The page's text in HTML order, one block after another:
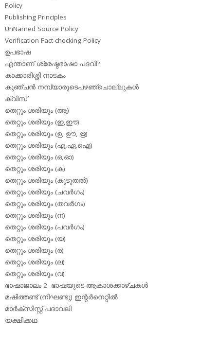
Policy
Publishing Principles
UnNamed Source Policy
Verification Fact-checking Policy
ഉപഭാഷ
എന്താണ് ശ്രേഷ്ഠഭാഷാ പദവി?
കാക്കാരിശ്ശി നാടകം
കുഞ്ചന്‍ നമ്പ്യാരുടെപഴഞ്ചൊല്ലുകള്‍
ക്വിസ്
തെറ്റും ശരിയും (ആ)
തെറ്റും ശരിയും (ഇ,ഈ)
തെറ്റും ശരിയും (ഉ, ഊ, ഋ)
തെറ്റും ശരിയും (എ,ഏ,ഐ)
തെറ്റും ശരിയും (ഒ,ഓ)
തെറ്റും ശരിയും (ക)
തെറ്റും ശരിയും (കൂടുതല്‍)
തെറ്റും ശരിയും (ചവര്‍ഗം)
തെറ്റും ശരിയും (തവര്‍ഗം)
തെറ്റും ശരിയും (ന)
തെറ്റും ശരിയും (പവര്‍ഗം)
തെറ്റും ശരിയും (യ)
തെറ്റും ശരിയും (ര)
തെറ്റും ശരിയും (ല)
തെറ്റും ശരിയും (വ)
ഭാഷാജാലം 2- ഭാഷയുടെ ആകാശക്കാഴ്ചകള്‍
മഷിത്തണ്ട് (നിഘണ്ടു) ഇന്റര്‍നെറ്റില്‍
മാര്‍ക്‌സിസ്റ്റ് പദാവലി
യക്ഷിക്കഥ